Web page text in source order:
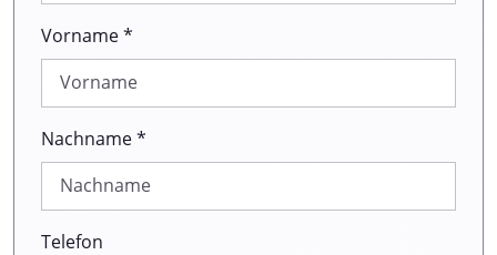
Vorname *
Nachname *
Telefon